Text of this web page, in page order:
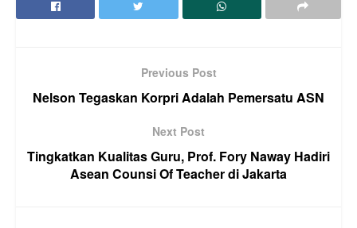
Previous Post
Nelson Tegaskan Korpri Adalah Pemersatu ASN
Next Post
Tingkatkan Kualitas Guru, Prof. Fory Naway Hadiri
Asean Counsi Of Teacher di Jakarta